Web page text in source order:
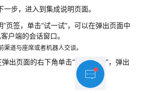
步，进入到集成说明页面。
”页签，单击“试一试”，可以在弹出页面中
户端的会话窗口。
道与座席或者机器人交谈。
弹出页面的右下角单击“ ”，弹出